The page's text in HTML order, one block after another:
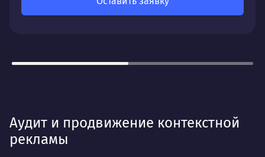
Аудит и продвижение контекстной
рекламы